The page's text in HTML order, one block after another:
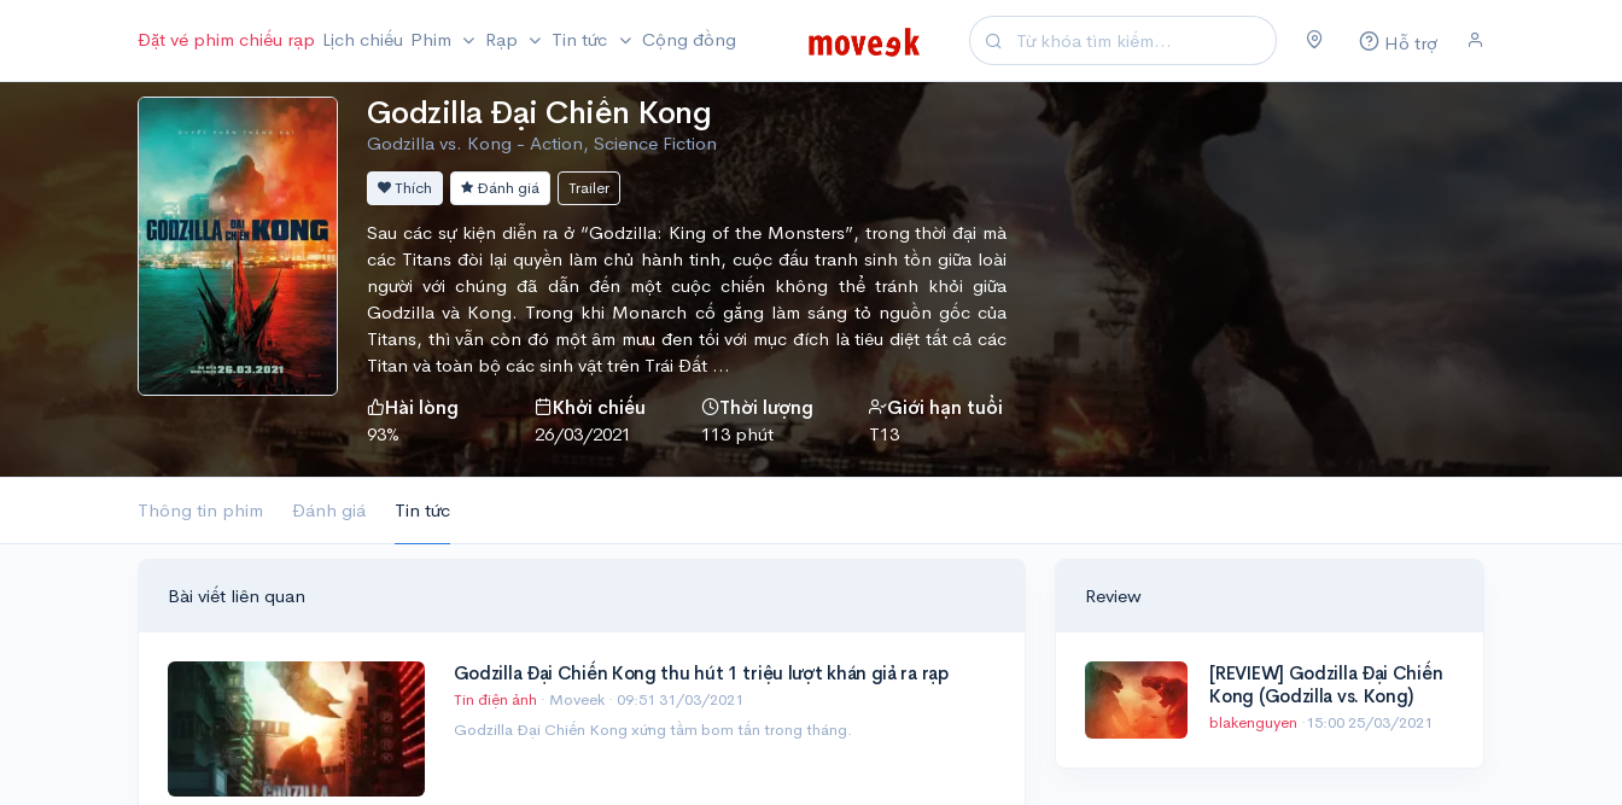
Hỗ trợ
Đặt vé phim chiếu rạp Lịch chiếu Phim Rạp Tin tức Cộng đồng
Godzilla Đại Chiến Kong
Godzilla vs. Kong - Action, Science Fiction
Thích Đánh giá Trailer
Sau các sự kiện diễn ra ở “Godzilla: King of the Monsters”, trong thời đại mà
các Titans đòi lại quyền làm chủ hành tinh, cuộc đấu tranh sinh tồn giữa loài
người với chúng đã dẫn đến một cuộc chiến không thể tránh khỏi giữa
Godzilla và Kong. Trong khi Monarch cố gắng làm sáng tỏ nguồn gốc của
Titans, thì vẫn còn đó một âm mưu đen tối với mục đích là tiêu diệt tất cả các
Titan và toàn bộ các sinh vật trên Trái Đất ...
Hài lòng
93%
Khởi chiếu
26/03/2021
Thời lượng
113 phút
Giới hạn tuổi
T13
Thông tin phim Đánh giá Tin tức
Bài viết liên quan
Godzilla Đại Chiến Kong thu hút 1 triệu lượt khán giả ra rạp
Tin điện ảnh · Moveek · 09:51 31/03/2021
Godzilla Đại Chiến Kong xứng tầm bom tấn trong tháng.
Review
[REVIEW] Godzilla Đại Chiến
Kong (Godzilla vs. Kong)
blakenguyen ·15:00 25/03/2021